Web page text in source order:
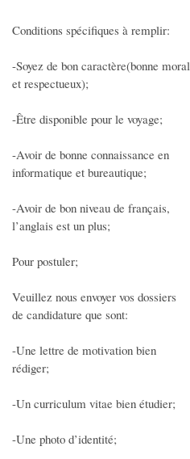
Garde Enfants
Cours particuliers
Prestation de Services
Covoiturage
Déménagements
Santé - Yoga - Forme
Autres services
Conditions spécifiques à remplir:
-Soyez de bon caractère(bonne moral
et respectueux);
-Être disponible pour le voyage;
-Avoir de bonne connaissance en
informatique et bureautique;
-Avoir de bon niveau de français,
l’anglais est un plus;
Pour postuler;
Veuillez nous envoyer vos dossiers
de candidature que sont:
-Une lettre de motivation bien
rédiger;
-Un curriculum vitae bien étudier;
-Une photo d’identité;